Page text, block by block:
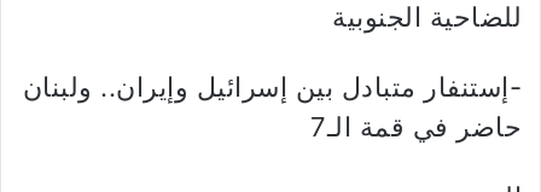
للضاحية الجنوبية
-إستنفار متبادل بين إسرائيل وإيران.. ولبنان
حاضر في قمة الـ7